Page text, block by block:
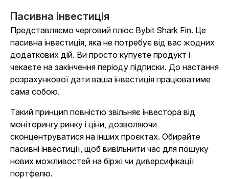
Пасивна інвестиція
Представляємо черговий плюс Bybit Shark Fin. Це
пасивна інвестиція, яка не потребує від вас жодних
додаткових дій. Ви просто купуєте продукт і
чекаєте на закінчення періоду підписки. До настання
розрахункової дати ваша інвестиція працюватиме
сама собою.
Такий принцип повністю звільняє інвестора від
моніторингу ринку і ціни, дозволяючи
сконцентруватися на інших проєктах. Обирайте
пасивні інвестиції, щоб вивільнити час для пошуку
нових можливостей на біржі чи диверсифікації
портфелю.